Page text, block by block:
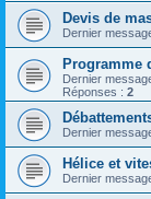
Devis de
Dernier
Programme
Dernier
Réponses : 2
Dernier
Hélice et
Dernier